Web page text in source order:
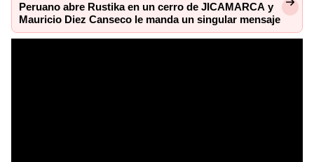
Peruano abre Rustika en un cerro de JICAMARCA y
Mauricio Diez Canseco le manda un singular mensaje